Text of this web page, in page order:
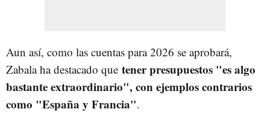
Aun así, como las cuentas para 2026 se aprobará,
Zabala ha destacado que tener presupuestos "es algo
bastante extraordinario", con ejemplos contrarios
como "España y Francia".